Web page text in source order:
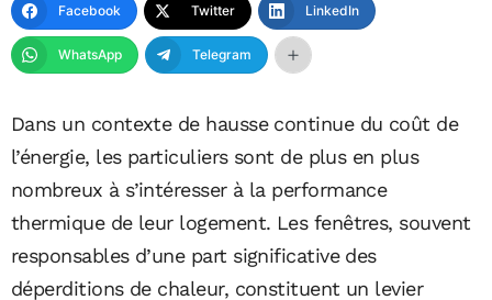
Facebook Twitter LinkedIn
WhatsApp Telegram
Dans un contexte de hausse continue du coût de
l’énergie, les particuliers sont de plus en plus
nombreux à s’intéresser à la performance
thermique de leur logement. Les fenêtres, souvent
responsables d’une part significative des
déperditions de chaleur, constituent un levier